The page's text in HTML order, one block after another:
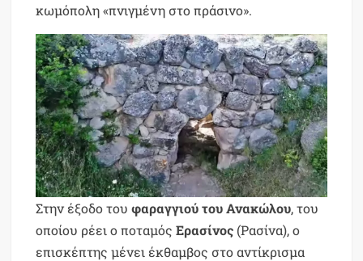
κωμόπολη «πνιγμένη στο πράσινο».
Στην έξοδο του φαραγγιού του Ανακώλου, του
οποίου ρέει ο ποταμόςΕρασίνος (Ρασίνα), ο
επισκέπτης μένει έκθαμβος στο αντίκρισμα